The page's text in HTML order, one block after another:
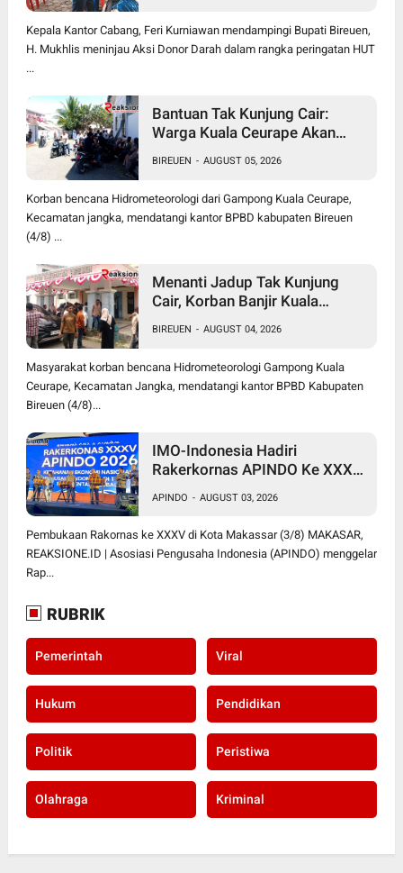
Kepala Kantor Cabang, Feri Kurniawan mendampingi Bupati Bireuen,
H. Mukhlis meninjau Aksi Donor Darah dalam rangka peringatan HUT
...
Bantuan Tak Kunjung Cair:
Warga Kuala Ceurape Akan
BIREUEN - AUGUST 05, 2026
Korban bencana Hidrometeorologi dari Gampong Kuala Ceurape,
Kecamatan jangka, mendatangi kantor BPBD kabupaten Bireuen
(4/8) ...
Menanti Jadup Tak Kunjung
Cair, Korban Banjir Kuala
Bireuen: "Kami Dibola-bolai"
BIREUEN - AUGUST 04, 2026
Masyarakat korban bencana Hidrometeorologi Gampong Kuala
Ceurape, Kecamatan Jangka, mendatangi kantor BPBD Kabupaten
Bireuen (4/8)...
IMO-Indonesia Hadiri
Rakerkornas APINDO Ke XXXV
APINDO - AUGUST 03, 2026
Pembukaan Rakornas ke XXXV di Kota Makassar (3/8) MAKASAR,
REAKSIONE.ID | Asosiasi Pengusaha Indonesia (APINDO) menggelar
Rap...
RUBRIK
Pemerintah Viral
Hukum Pendidikan
Politik Peristiwa
Olahraga Kriminal